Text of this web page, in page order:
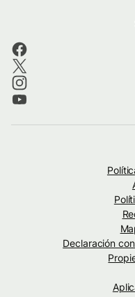
Declaración